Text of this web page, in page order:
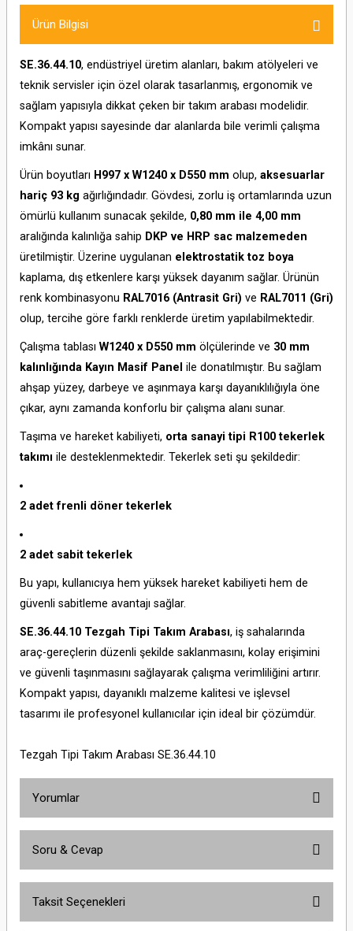
Ürün Bilgisi
SE.36.44.10, endüstriyel üretim alanları, bakım atölyeleri ve
teknik servisler için özel olarak tasarlanmış, ergonomik ve
sağlam yapısıyla dikkat çeken bir takım arabası modelidir.
Kompakt yapısı sayesinde dar alanlarda bile verimli çalışma
imkânı sunar.
Ürün boyutları H997 x W1240 x D550 mm olup, aksesuarlar
hariç 93 kg ağırlığındadır. Gövdesi, zorlu iş ortamlarında uzun
ömürlü kullanım sunacak şekilde, 0,80 mm ile 4,00 mm
aralığında kalınlığa sahip DKP ve HRP sac malzemeden
üretilmiştir. Üzerine uygulanan elektrostatik toz boya
kaplama, dış etkenlere karşı yüksek dayanım sağlar. Ürünün
renk kombinasyonu RAL7016 (Antrasit Gri) ve RAL7011 (Gri)
olup, tercihe göre farklı renklerde üretim yapılabilmektedir.
Çalışma tablası W1240 x D550 mm ölçülerinde ve 30 mm
kalınlığında Kayın Masif Panel ile donatılmıştır. Bu sağlam
ahşap yüzey, darbeye ve aşınmaya karşı dayanıklılığıyla öne
çıkar, aynı zamanda konforlu bir çalışma alanı sunar.
Taşıma ve hareket kabiliyeti, orta sanayi tipi R100 tekerlek
takımı ile desteklenmektedir. Tekerlek seti şu şekildedir:
2 adet frenli döner tekerlek
2 adet sabit tekerlek
Bu yapı, kullanıcıya hem yüksek hareket kabiliyeti hem de
güvenli sabitleme avantajı sağlar.
SE.36.44.10 Tezgah Tipi Takım Arabası, iş sahalarında
araç-gereçlerin düzenli şekilde saklanmasını, kolay erişimini
ve güvenli taşınmasını sağlayarak çalışma verimliliğini artırır.
Kompakt yapısı, dayanıklı malzeme kalitesi ve işlevsel
tasarımı ile profesyonel kullanıcılar için ideal bir çözümdür.
Tezgah Tipi Takım Arabası SE.36.44.10
Yorumlar
Soru & Cevap
Taksit Seçenekleri